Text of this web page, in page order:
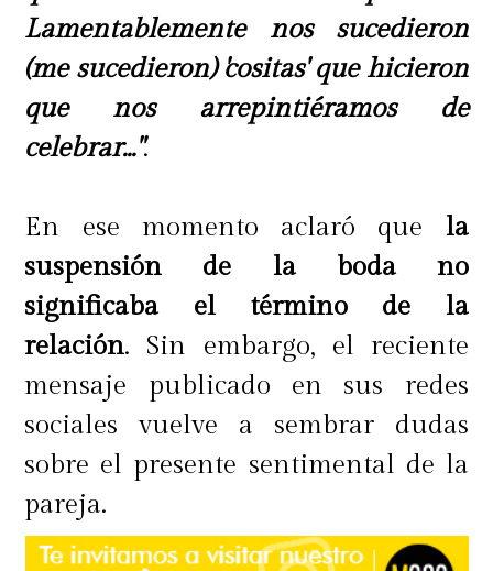
Lamentablemente nos sucedieron
(me sucedieron) 'cositas' que hicieron
que nos arrepintiéramos de
celebrar...".
En ese momento aclaró que la
suspensión de la boda no
significaba el término de la
relación. Sin embargo, el reciente
mensaje publicado en sus redes
sociales vuelve a sembrar dudas
sobre el presente sentimental de la
pareja.